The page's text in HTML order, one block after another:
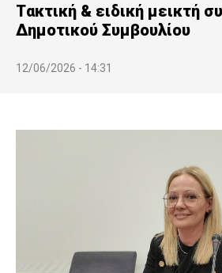
Tακτική & ειδική μεικτή
Δημοτικού Συμβουλίου
12/06/2026 - 14:31